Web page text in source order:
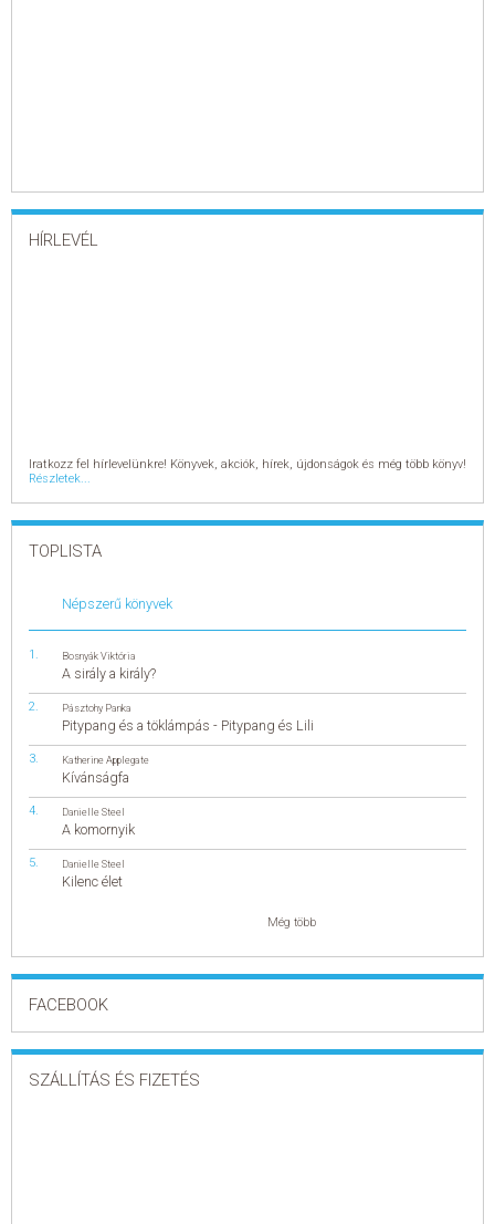
HÍRLEVÉL
Iratkozz fel hírlevelünkre! Könyvek, akciók, hírek, újdonságok és még több könyv!
Részletek...
TOPLISTA
Népszerű könyvek
Bosnyák Viktória
A sirály a király?
Pásztohy Panka
Pitypang és a töklámpás - Pitypang és Lili
Katherine Applegate
Kívánságfa
Danielle Steel
A komornyik
Danielle Steel
Kilenc élet
Még több
FACEBOOK
SZÁLLÍTÁS ÉS FIZETÉS